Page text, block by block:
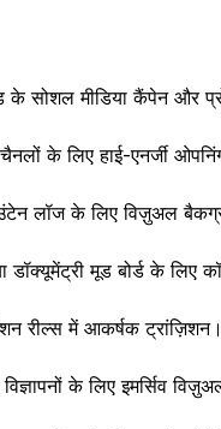
के सोशल मीडिया कैंपेन और
के लिए हाई-एनर्जी
लॉज के लिए विज़ुअल
डॉक्यूमेंट्री मूड बोर्ड के लिए
रील्स में आकर्षक ट्रांज़िशन।
के लिए इमर्सिव